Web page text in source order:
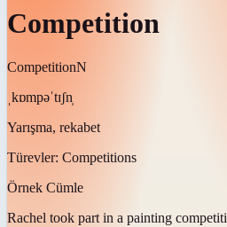
Competition
CompetitionN
ˌkɒmpəˈtɪʃn̩
Yarışma, rekabet
Türevler: Competitions
Örnek Cümle
Rachel took part in a painting